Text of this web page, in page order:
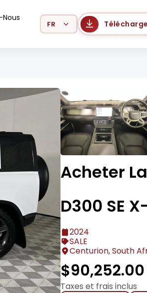
Select Language
Acheter
D300 SE
2024
SALE
Centurion, South
$90,252.00
Taxes et frais inclus